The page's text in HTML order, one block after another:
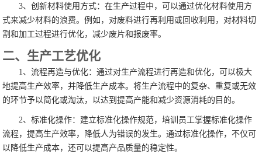
3、创新材料使用方式：在生产过程中，可以通过优化材料使用方
式来减少材料的浪费。例如，对废料进行再利用或回收利用，对材料切
割和加工过程进行优化，减少废片和报废率。
二、生产工艺优化
1、流程再造与优化：通过对生产流程进行再造和优化，可以极大
地提高生产效率，并降低生产成本。将生产流程中的复杂、重复或无效
的环节予以简化或淘汰，以达到提高产能和减少资源消耗的目的。
2、标准化操作：建立标准化操作规范，培训员工掌握标准化操作
流程，提高生产效率，降低人为错误的发生。通过标准化操作，不仅可
以降低生产成本，还可以提高产品质量的稳定性。